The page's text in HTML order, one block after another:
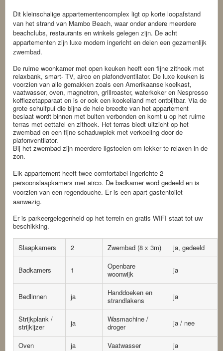
Dit kleinschalige appartementencomplex ligt op korte loopafstand
van het strand van Mambo Beach, waar onder andere meerdere
beachclubs, restaurants en winkels gelegen zijn. De acht
appartementen zijn luxe modern ingericht en delen een gezamenlijk
zwembad.
De ruime woonkamer met open keuken heeft een fijne zithoek met
relaxbank, smart- TV, airco en plafondventilator. De luxe keuken is
voorzien van alle gemakken zoals een Amerikaanse koelkast,
vaatwasser, oven, magnetron, grillroaster, waterkoker en Nespresso
koffiezetapparaat en is er ook een kookeiland met ontbijtbar. Via de
grote schuifpui die bijna de hele breedte van het appartement
beslaat wordt binnen met buiten verbonden en komt u op het ruime
terras met eettafel en zithoek. Het terras biedt uitzicht op het
zwembad en een fijne schaduwplek met verkoeling door de
plafonventilator.
Bij het zwembad zijn meerdere ligstoelen om lekker te relaxen in de
zon.
Elk appartement heeft twee comfortabel ingerichte 2-
persoonslaapkamers met airco. De badkamer word gedeeld en is
voorzien van een regendouche. Er is een apart gastentoilet
aanwezig.
Er is parkeergelegenheid op het terrein en gratis WIFI staat tot uw
beschikking.
Slaapkamers 2 Zwembad (8 x 3m) ja, gedeeld
Badkamers 1
Openbare
woonwijk
ja
Bedlinnen ja
Handdoeken en
strandlakens
ja
Strijkplank /
strijkijzer
ja
Wasmachine /
droger
ja / nee
Oven ja Vaatwasser ja